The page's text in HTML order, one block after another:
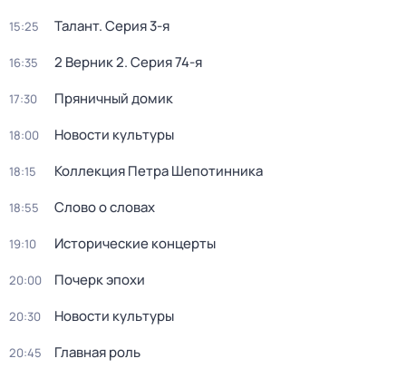
15:25 Талант. Серия 3-я
16:35 2 Верник 2. Серия 74-я
17:30 Пряничный домик
18:00 Новости культуры
18:15 Коллекция Петра Шепотинника
18:55 Слово о словах
19:10 Исторические концерты
20:00 Почерк эпохи
20:30 Новости культуры
20:45 Главная роль